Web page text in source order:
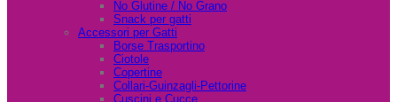
No Glutine / No Grano
Snack per gatti
Accessori per Gatti
Borse Trasportino
Ciotole
Copertine
Collari-Guinzagli-Pettorine
Cuscini e Cucce